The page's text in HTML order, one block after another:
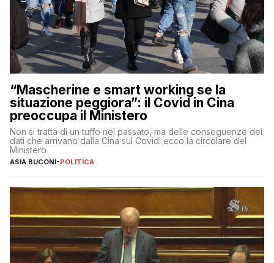
“Mascherine e smart working se la
situazione peggiora”: il Covid in Cina
preoccupa il Ministero
Non si tratta di un tuffo nel passato, ma delle conseguenze dei
dati che arrivano dalla Cina sul Covid: ecco la circolare del
Ministero
ASIA BUCONI-POLITICA